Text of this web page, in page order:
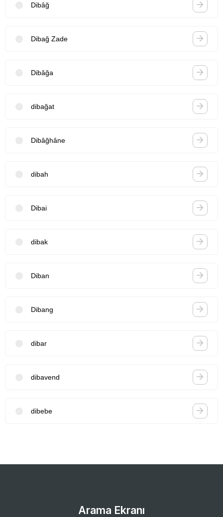
Dibâğ
Dibağ Zade
Dibâğa
dibağat
Dibâğhâne
dibah
Dibai
dibak
Diban
Dibang
dibar
dibavend
dibebe
Arama Ekranı